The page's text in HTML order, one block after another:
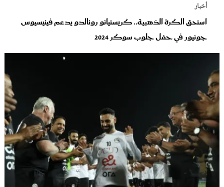
أخبار
استحق الكرة الذهبية.. كريستيانو رونالدو يدعم فينيسيوس
جونيور في حفل جلوب سوكر 2024